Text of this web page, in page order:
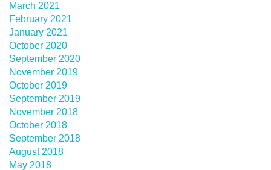
March 2021
February 2021
January 2021
October 2020
September 2020
November 2019
October 2019
September 2019
November 2018
October 2018
September 2018
August 2018
May 2018